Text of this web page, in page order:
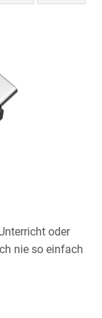
oder
nie so einfach